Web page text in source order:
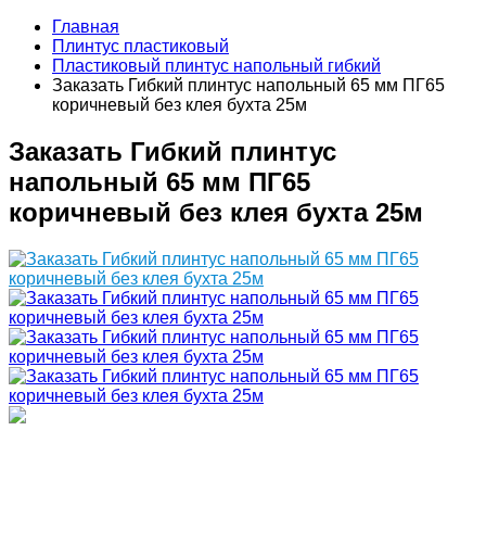
Главная
Плинтус пластиковый
Пластиковый плинтус напольный гибкий
Заказать Гибкий плинтус напольный 65 мм ПГ65
коричневый без клея бухта 25м
Заказать Гибкий плинтус
напольный 65 мм ПГ65
коричневый без клея бухта 25м